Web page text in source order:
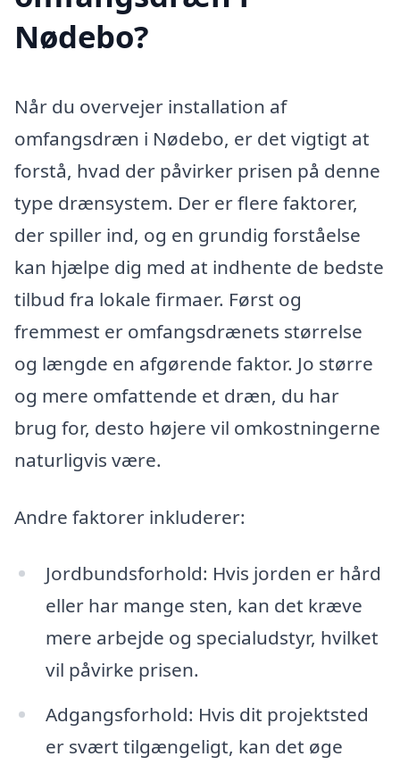
Nødebo?
Når du overvejer installation af
omfangsdræn i Nødebo, er det vigtigt at
forstå, hvad der påvirker prisen på denne
type drænsystem. Der er flere faktorer,
der spiller ind, og en grundig forståelse
kan hjælpe dig med at indhente de bedste
tilbud fra lokale firmaer. Først og
fremmest er omfangsdrænets størrelse
og længde en afgørende faktor. Jo større
og mere omfattende et dræn, du har
brug for, desto højere vil omkostningerne
naturligvis være.
Andre faktorer inkluderer:
Jordbundsforhold: Hvis jorden er hård
eller har mange sten, kan det kræve
mere arbejde og specialudstyr, hvilket
vil påvirke prisen.
Adgangsforhold: Hvis dit projektsted
er svært tilgængeligt, kan det øge